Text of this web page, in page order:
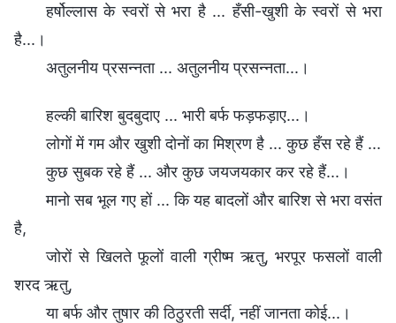
हर्षोल्लास के स्वरों से भरा है ... हँसी-खुशी के स्वरों से भरा
है...।
अतुलनीय प्रसन्नता ... अतुलनीय प्रसन्नता...।
हल्की बारिश बुदबुदाए ... भारी बर्फ फड़फड़ाए...।
लोगों में गम और खुशी दोनों का मिश्रण है ... कुछ हँस रहे हैं ...
कुछ सुबक रहे हैं ... और कुछ जयजयकार कर रहे हैं...।
मानो सब भूल गए हों ... कि यह बादलों और बारिश से भरा वसंत
है,
जोरों से खिलते फूलों वाली ग्रीष्म ऋतु, भरपूर फसलों वाली
शरद ऋतु,
या बर्फ और तुषार की ठिठुरती सर्दी, नहीं जानता कोई...।